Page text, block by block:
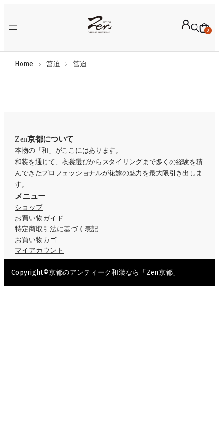
を
キ
0
Home 筥迫 筥迫
Zen京都について
本物の「和」がここにはあります。
和装を通じて、衣裳選びからスタイリングまで多くの経験を積
んできたプロフェッショナルが花嫁の魅力を最大限引き出しま
す。
メニュー
ショップ
お買い物ガイド
特定商取引法に基づく表記
お買い物カゴ
マイアカウント
Copyright©京都のアンティーク和装なら「Zen京都」